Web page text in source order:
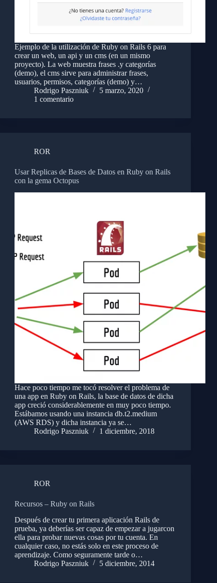
Ejemplo de la utilización de Ruby on Rails 6 para
crear un web, un api y un cms (en un mismo
proyecto). La web muestra frases .y categorías
(demo), el cms sirve para administrar frases,
usuarios, permisos, categorías (demo) y…
Rodrigo Paszniuk
5 marzo, 2020
1 comentario
ROR
Usar Replicas de Bases de Datos en Ruby on Rails
con la gema Octopus
Hace poco tiempo me tocó resolver el problema de
una app en Ruby on Rails, la base de datos de dicha
app creció considerablemente en muy poco tiempo.
Estábamos usando una instancia db.t2.medium
(AWS RDS) y dicha instancia ya se…
Rodrigo Paszniuk
1 diciembre, 2018
ROR
Recursos – Ruby on Rails
Después de crear tu primera aplicación Rails de
prueba, ya deberías ser capaz de empezar a jugarcon
ella para probar nuevas cosas por tu cuenta. En
cualquier caso, no estás solo en este proceso de
aprendizaje. Como seguramente tarde o…
Rodrigo Paszniuk
5 diciembre, 2014